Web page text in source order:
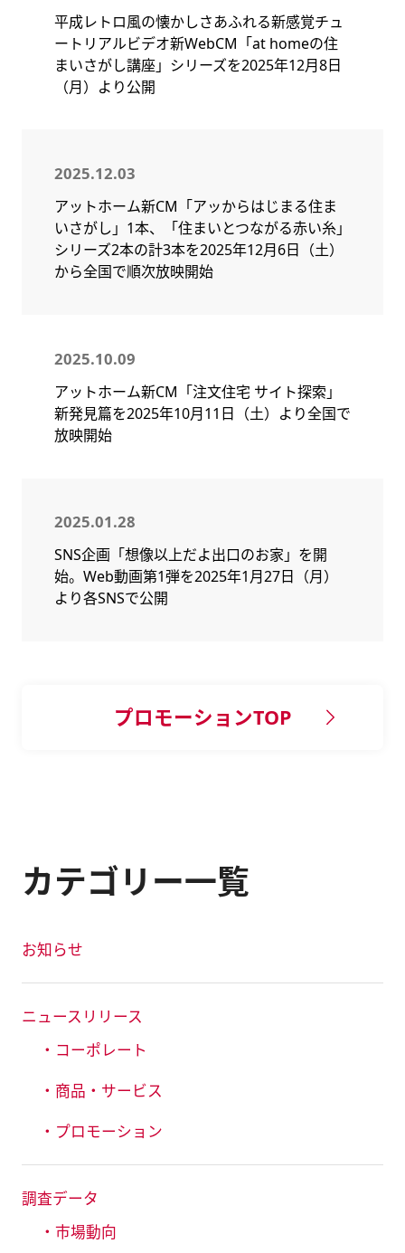
平成レトロ風の懐かしさあふれる新感覚チュ
ートリアルビデオ新WebCM「at homeの住
まいさがし講座」シリーズを2025年12月8日
（月）より公開
2025.12.03
アットホーム新CM「アッからはじまる住ま
いさがし」1本、「住まいとつながる赤い糸」
シリーズ2本の計3本を2025年12月6日（土）
から全国で順次放映開始
2025.10.09
アットホーム新CM「注文住宅 サイト探索」
新発見篇を2025年10月11日（土）より全国で
放映開始
2025.01.28
SNS企画「想像以上だよ出口のお家」を開
始。Web動画第1弾を2025年1月27日（月）
より各SNSで公開
プロモーションTOP
カテゴリー一覧
お知らせ
ニュースリリース
・コーポレート
・商品・サービス
・プロモーション
調査データ
・市場動向